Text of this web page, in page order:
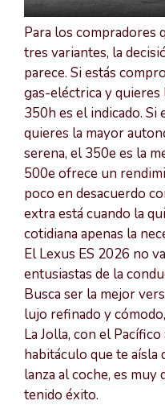
Para los compradores
tres variantes, la
parece. Si estás
gas-eléctrica y
350h es el indicado.
quieres la mayor
serena, el 350e es la
500e ofrece un
poco en desacuerdo
extra está cuando la
cotidiana apenas la
El Lexus ES 2026 no
entusiastas de la
Busca ser la mejor
lujo refinado y
La Jolla, con el
habitáculo que te aísla
lanza al coche, es
tenido éxito.